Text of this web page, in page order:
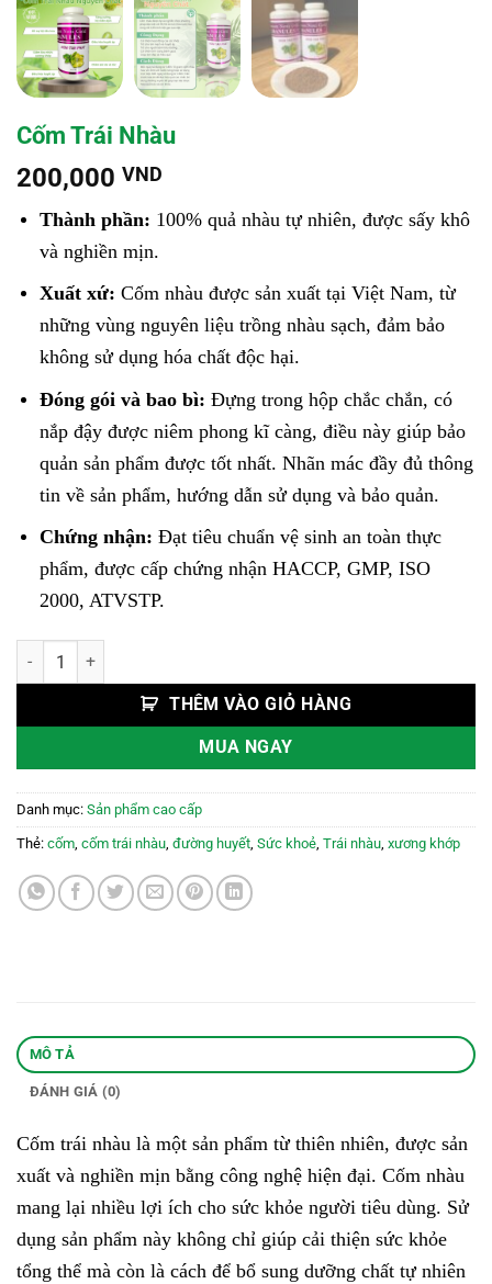
Cốm Trái Nhàu
200,000 VND
Thành phần: 100% quả nhàu tự nhiên, được sấy khô
và nghiền mịn.
Xuất xứ: Cốm nhàu được sản xuất tại Việt Nam, từ
những vùng nguyên liệu trồng nhàu sạch, đảm bảo
không sử dụng hóa chất độc hại.
Đóng gói và bao bì: Đựng trong hộp chắc chắn, có
nắp đậy được niêm phong kĩ càng, điều này giúp bảo
quản sản phẩm được tốt nhất. Nhãn mác đầy đủ thông
tin về sản phẩm, hướng dẫn sử dụng và bảo quản.
Chứng nhận: Đạt tiêu chuẩn vệ sinh an toàn thực
phẩm, được cấp chứng nhận HACCP, GMP, ISO
2000, ATVSTP.
Cốm Trái Nhàu số lượng
THÊM VÀO GIỎ HÀNG
MUA NGAY
Danh mục: Sản phẩm cao cấp
Thẻ: cốm, cốm trái nhàu, đường huyết, Sức khoẻ, Trái nhàu, xương khớp
MÔ TẢ
ĐÁNH GIÁ (0)
Cốm trái nhàu là một sản phẩm từ thiên nhiên, được sản
xuất và nghiền mịn bằng công nghệ hiện đại. Cốm nhàu
mang lại nhiều lợi ích cho sức khỏe người tiêu dùng. Sử
dụng sản phẩm này không chỉ giúp cải thiện sức khỏe
tổng thể mà còn là cách để bổ sung dưỡng chất tự nhiên